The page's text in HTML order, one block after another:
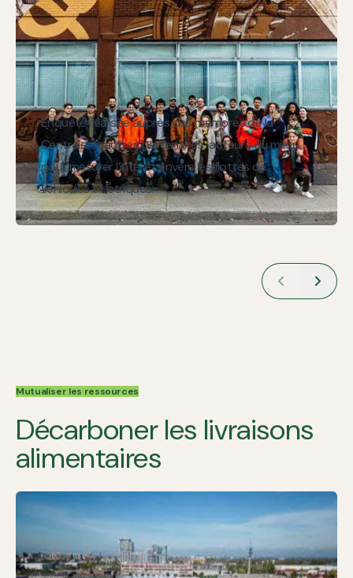
Enquête réalisée auprès des membres de la
Centrale et autres partenaires-acteurs du milieu
pour mesurer l’intérêt envers les flottes de
véhicules électriques.
Mutualiser les ressources
Décarboner les livraisons
alimentaires